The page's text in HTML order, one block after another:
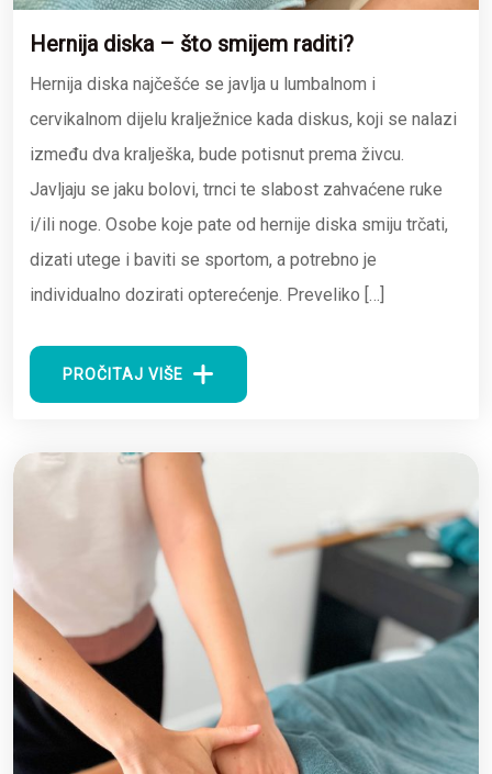
Hernija diska – što smijem raditi?
Hernija diska najčešće se javlja u lumbalnom i
cervikalnom dijelu kralježnice kada diskus, koji se nalazi
između dva kralješka, bude potisnut prema živcu.
Javljaju se jaku bolovi, trnci te slabost zahvaćene ruke
i/ili noge. Osobe koje pate od hernije diska smiju trčati,
dizati utege i baviti se sportom, a potrebno je
individualno dozirati opterećenje. Preveliko […]
PROČITAJ VIŠE